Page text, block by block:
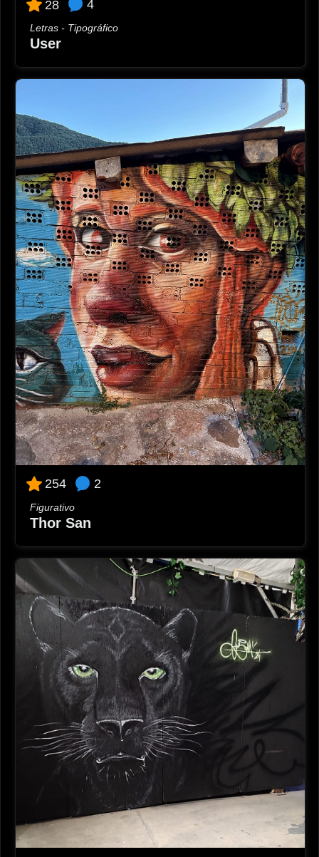
28 4
Letras - Tipográfico
User
254 2
Figurativo
Thor San